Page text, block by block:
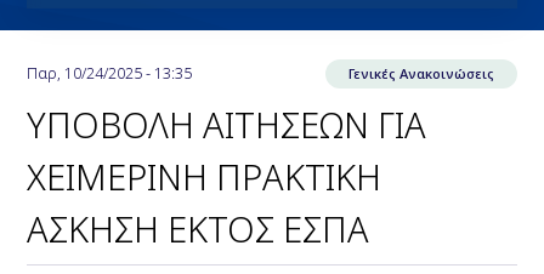
Παρ, 10/24/2025 - 13:35 Γενικές Ανακοινώσεις
ΥΠΟΒΟΛΗ ΑΙΤΗΣΕΩΝ ΓΙΑ
ΧΕΙΜΕΡΙΝΗ ΠΡΑΚΤΙΚΗ
ΑΣΚΗΣΗ ΕΚΤΟΣ ΕΣΠΑ